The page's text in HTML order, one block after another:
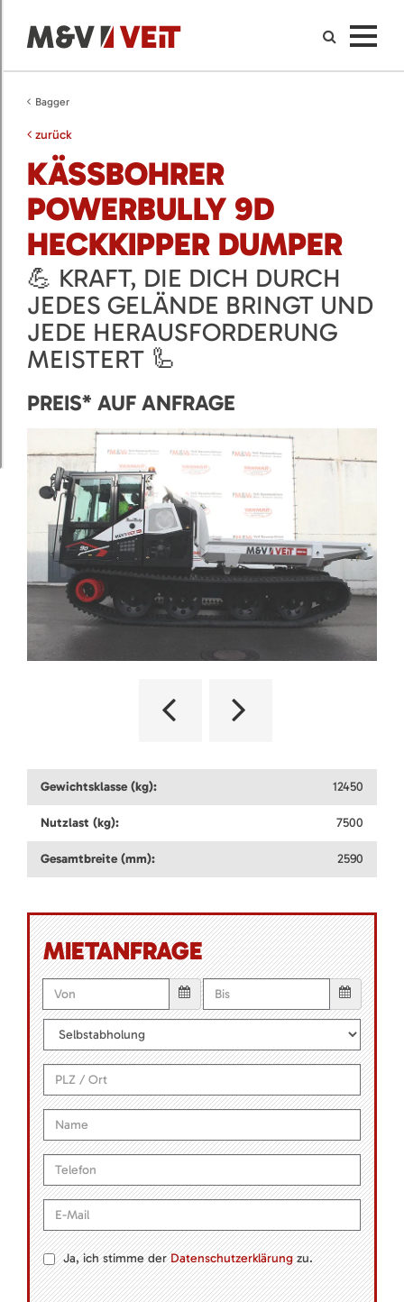
Bagger
zurück
KÄSSBOHRER
POWERBULLY 9D
HECKKIPPER DUMPER
💪 KRAFT, DIE DICH DURCH
JEDES GELÄNDE BRINGT UND
JEDE HERAUSFORDERUNG
MEISTERT 🦾
PREIS* AUF ANFRAGE
Gewichtsklasse (kg): 12450
Nutzlast (kg): 7500
Gesamtbreite (mm): 2590
MIETANFRAGE
Ja, ich stimme derDatenschutzerklärungzu.